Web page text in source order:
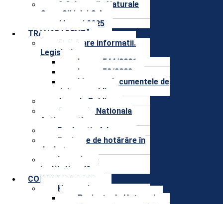
S.C. Lacurile Naturale
Ocna Sibiului.S.A.
Alegeri 2025
TRANSPARENȚĂ
Solicitare informatii.
Legislatie
Legea 544/2001
Legea 52/2003
Lista cu documentele de
interes public
Agenda Publica
Strategia Nationala
Anticoruptie
Declaratie Aderare
Proiecte de hotărâre în
dezbatere
Integritate
instituțională
CONSILIUL LOCAL
Hotarari
Proiecte de Hotarari